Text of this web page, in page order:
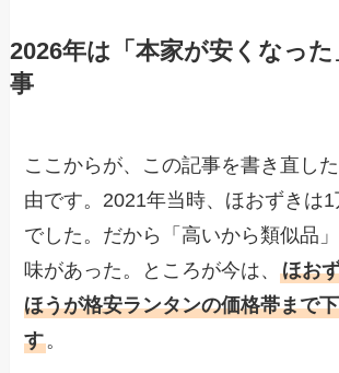
2026年は「本家が安くなっ
事
ここからが、この記事を書き直し
由です。2021年当時、ほおずきは
でした。だから「高いから類似品
味があった。ところが今は、ほお
ほうが格安ランタンの価格帯まで
す。